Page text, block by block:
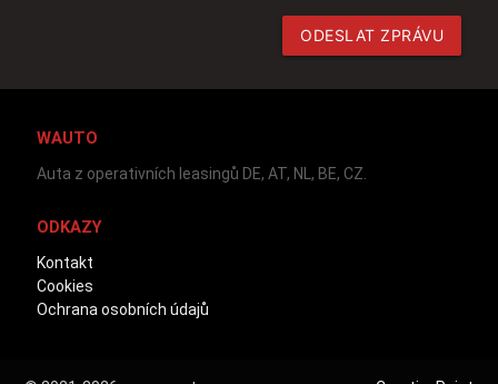
ODESLAT ZPRÁVU
WAUTO
Auta z operativních leasingů DE, AT, NL, BE, CZ.
ODKAZY
Kontakt
Cookies
Ochrana osobních údajů